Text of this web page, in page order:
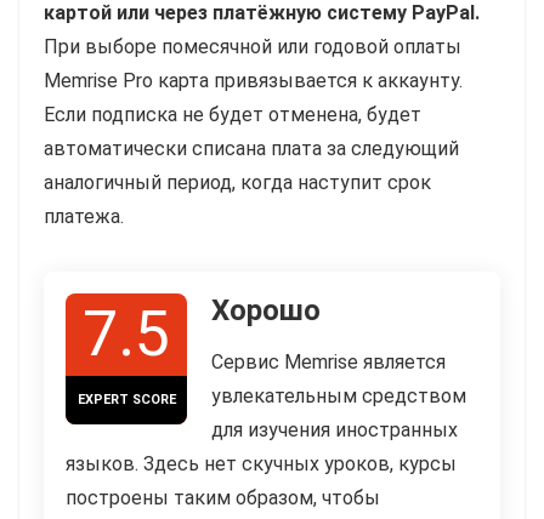
картой или через платёжную систему PayPal.
При выборе помесячной или годовой оплаты
Memrise Pro карта привязывается к аккаунту.
Если подписка не будет отменена, будет
автоматически списана плата за следующий
аналогичный период, когда наступит срок
платежа.
7.5
EXPERT SCORE
Хорошо
Сервис Memrise является
увлекательным средством
для изучения иностранных
языков. Здесь нет скучных уроков, курсы
построены таким образом, чтобы